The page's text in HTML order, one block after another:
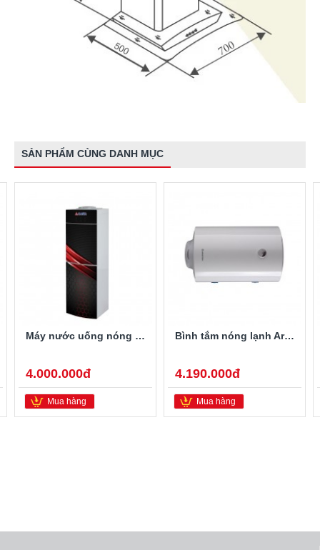
SẢN PHẨM CÙNG DANH MỤC
Máy nước uống nóng lạnh Alaska R-80
4.000.000đ
Mua hàng
Bình tắm nóng lạnh Ariston PRO-R40SH 2.5FE 40 Lít
4.190.000đ
Mua hàng